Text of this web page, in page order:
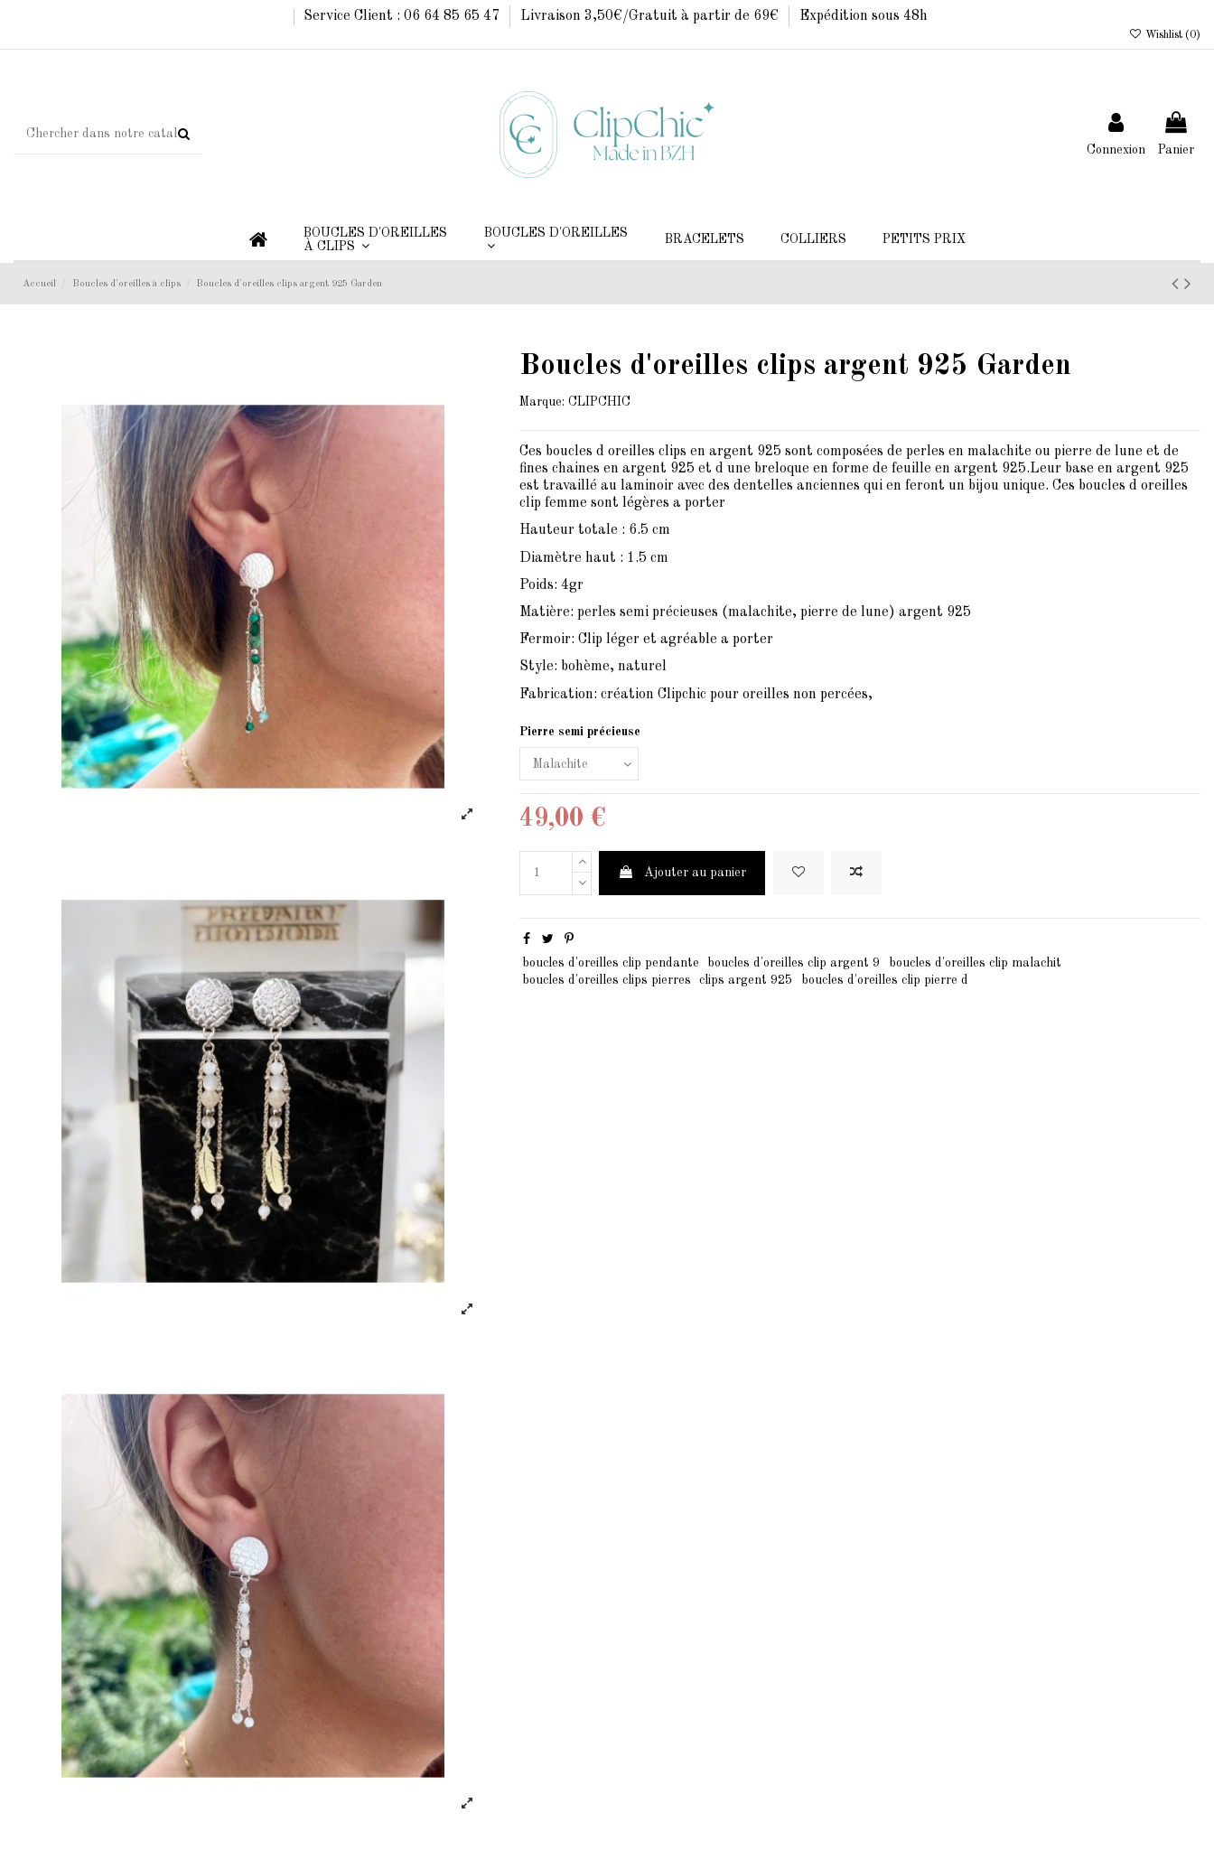
Service Client : 06 64 85 65 47 Livraison 3,50€/Gratuit à partir de 69€ Expédition sous 48h
Wishlist (0)
Connexion Panier
BOUCLES D'OREILLES
À CLIPS
BOUCLES D'OREILLES
BRACELETS COLLIERS PETITS PRIX
Accueil Boucles d'oreilles à clips Boucles d'oreilles clips argent 925 Garden
Boucles d'oreilles clips argent 925 Garden
Marque: CLIPCHIC
Ces boucles d oreilles clips en argent 925 sont composées de perles en malachite ou pierre de lune et de
fines chaines en argent 925 et d une breloque en forme de feuille en argent 925.Leur base en argent 925
est travaillé au laminoir avec des dentelles anciennes qui en feront un bijou unique. Ces boucles d oreilles
clip femme sont légères a porter
Hauteur totale : 6.5 cm
Diamètre haut : 1.5 cm
Poids: 4gr
Matière: perles semi précieuses (malachite, pierre de lune) argent 925
Fermoir: Clip léger et agréable a porter
Style: bohème, naturel
Fabrication: création Clipchic pour oreilles non percées,
Pierre semi précieuse
49,00 €
Ajouter au panier
boucles d'oreilles clip pendante boucles d'oreilles clip argent 9
boucles d'oreilles clip malachit
boucles d'oreilles clips pierres
clips argent 925 boucles d'oreilles clip pierre d